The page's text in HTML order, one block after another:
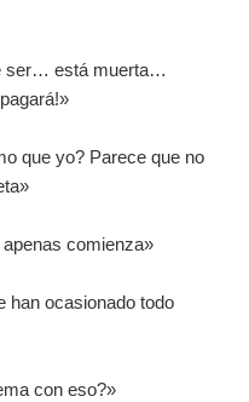
ser… está muerta…
que yo? Parece que no
comienza»
han ocasionado todo
con eso?»